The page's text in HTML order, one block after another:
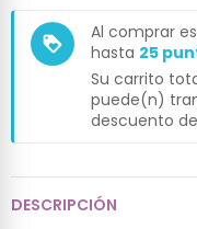
loyalty
Al comprar
hasta 25
Su carrito
puede(n)
descuento de
DESCRIPCIÓN